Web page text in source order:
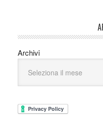
Archivi